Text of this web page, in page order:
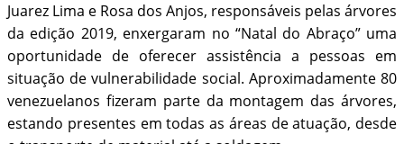
Juarez Lima e Rosa dos Anjos, responsáveis pelas árvores
da edição 2019, enxergaram no “Natal do Abraço” uma
oportunidade de oferecer assistência a pessoas em
situação de vulnerabilidade social. Aproximadamente 80
venezuelanos fizeram parte da montagem das árvores,
estando presentes em todas as áreas de atuação, desde